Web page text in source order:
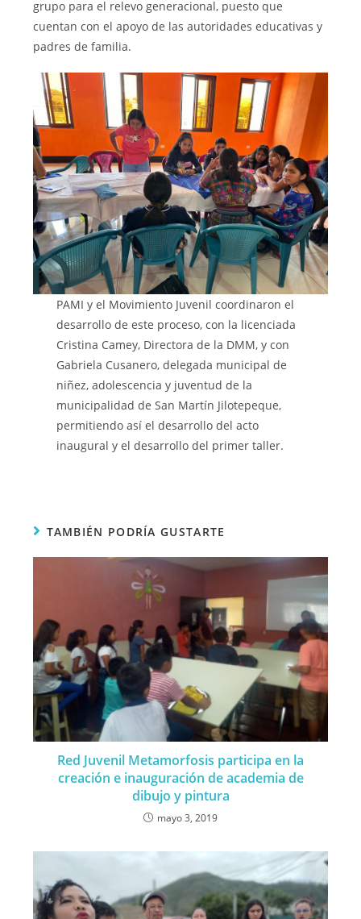
grupo para el relevo generacional, puesto que
cuentan con el apoyo de las autoridades educativas y
padres de familia.
PAMI y el Movimiento Juvenil coordinaron el
desarrollo de este proceso, con la licenciada
Cristina Camey, Directora de la DMM, y con
Gabriela Cusanero, delegada municipal de
niñez, adolescencia y juventud de la
municipalidad de San Martín Jilotepeque,
permitiendo así el desarrollo del acto
inaugural y el desarrollo del primer taller.
TAMBIÉN PODRÍA GUSTARTE
Red Juvenil Metamorfosis participa en la
creación e inauguración de academia de
dibujo y pintura
mayo 3, 2019